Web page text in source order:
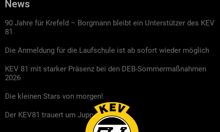
News
90 Jahre für Krefeld – Borgmann bleibt ein Unterstützer des KEV
81
Die Anmeldung für die Laufschule ist ab sofort wieder möglich
KEV 81 mit starker Präsenz bei den DEB-Sommermaßnahmen
2026
Die kleinen Stars von morgen!
Der KEV81 trauert um Jupp Kompalla